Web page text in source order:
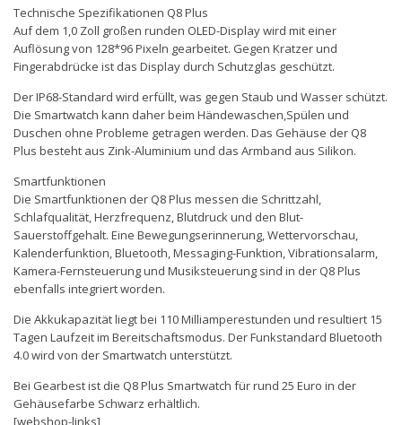
Technische Spezifikationen Q8 Plus
Auf dem 1,0 Zoll großen runden OLED-Display wird mit einer
Auflösung von 128*96 Pixeln gearbeitet. Gegen Kratzer und
Fingerabdrücke ist das Display durch Schutzglas geschützt.
Der IP68-Standard wird erfüllt, was gegen Staub und Wasser schützt.
Die Smartwatch kann daher beim Händewaschen,Spülen und
Duschen ohne Probleme getragen werden. Das Gehäuse der Q8
Plus besteht aus Zink-Aluminium und das Armband aus Silikon.
Smartfunktionen
Die Smartfunktionen der Q8 Plus messen die Schrittzahl,
Schlafqualität, Herzfrequenz, Blutdruck und den Blut-
Sauerstoffgehalt. Eine Bewegungserinnerung, Wettervorschau,
Kalenderfunktion, Bluetooth, Messaging-Funktion, Vibrationsalarm,
Kamera-Fernsteuerung und Musiksteuerung sind in der Q8 Plus
ebenfalls integriert worden.
Die Akkukapazität liegt bei 110 Milliamperestunden und resultiert 15
Tagen Laufzeit im Bereitschaftsmodus. Der Funkstandard Bluetooth
4.0 wird von der Smartwatch unterstützt.
Bei Gearbest ist die Q8 Plus Smartwatch für rund 25 Euro in der
Gehäusefarbe Schwarz erhältlich.
[webshop-links]